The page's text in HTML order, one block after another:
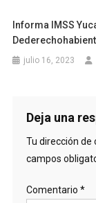
Informa IMSS
julio 16, 2023
Deja una
Tu dirección de
campos
Comentario *